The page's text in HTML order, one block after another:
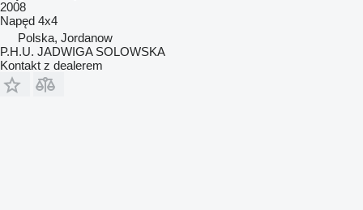
2008
Napęd 4x4
Polska, Jordanow
P.H.U. JADWIGA SOLOWSKA
Kontakt z dealerem